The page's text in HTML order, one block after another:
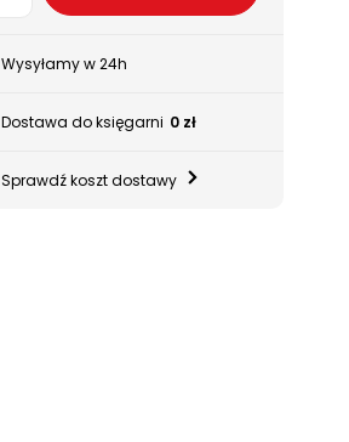
Wysyłamy w 24h
Dostawa do księgarni 0 zł
Sprawdź koszt dostawy